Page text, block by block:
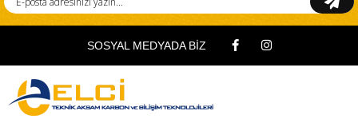
SOSYAL MEDYADA BİZ